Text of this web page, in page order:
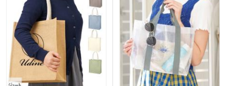
れロゴ印刷に対応しています。
どにご提案いただけます。